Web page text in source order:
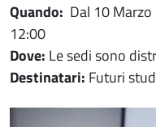
Quando: Dal 10
12:00
Dove: Le sedi sono
Destinatari: Futuri